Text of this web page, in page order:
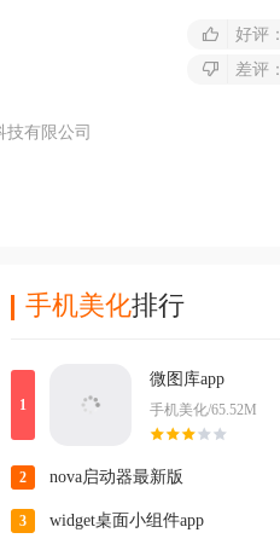
有限公司
好评：
差评：
手机美化排行
微图库app
手机美化/65.52M
nova启动器最新版
widget桌面小组件app